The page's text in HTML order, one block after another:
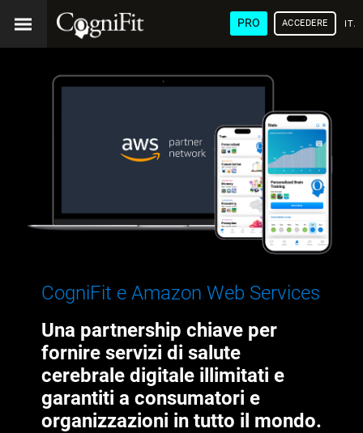
PRO ACCEDERE
CogniFit e Amazon Web Services
Una partnership chiave per
fornire servizi di salute
cerebrale digitale illimitati e
garantiti a consumatori e
organizzazioni in tutto il mondo.